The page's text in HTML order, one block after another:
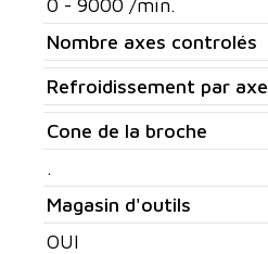
0 - 9000 /min.
Nombre axes controlés
Refroidissement par axe
Cone de la broche
.
Magasin d'outils
OUI